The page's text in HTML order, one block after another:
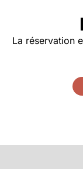
🇬🇧
La réservation